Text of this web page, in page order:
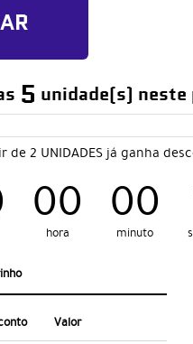
5 unidade(s) neste
de 2 UNIDADES já ganha
00
hora 00
minuto
Valor